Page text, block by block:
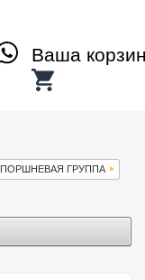
Ваша
ПОРШНЕВАЯ ГРУППА